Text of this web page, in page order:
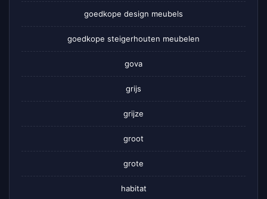
goedkope design meubels
goedkope steigerhouten meubelen
gova
grijs
grijze
groot
grote
habitat